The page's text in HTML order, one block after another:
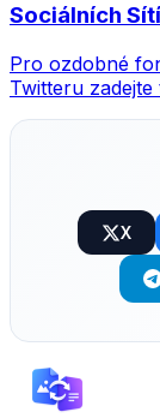
Sociálních
Pro ozdobné
Twitteru
X